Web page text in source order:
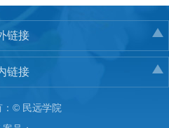
链接
链接
：© 民远学院